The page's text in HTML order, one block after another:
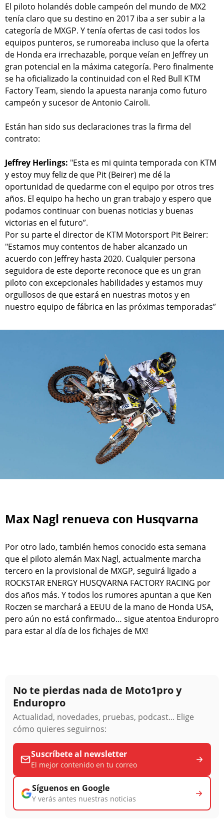
El piloto holandés doble campeón del mundo de MX2
tenía claro que su destino en 2017 iba a ser subir a la
categoría de MXGP. Y tenía ofertas de casi todos los
equipos punteros, se rumoreaba incluso que la oferta
de Honda era irrechazable, porque veían en Jeffrey un
gran potencial en la máxima categoría. Pero finalmente
se ha oficializado la continuidad con el Red Bull KTM
Factory Team, siendo la apuesta naranja como futuro
campeón y sucesor de Antonio Cairoli.
Están han sido sus declaraciones tras la firma del
contrato:
Jeffrey Herlings: "Esta es mi quinta temporada con KTM
y estoy muy feliz de que Pit (Beirer) me dé la
oportunidad de quedarme con el equipo por otros tres
años. El equipo ha hecho un gran trabajo y espero que
podamos continuar con buenas noticias y buenas
victorias en el futuro”.
Por su parte el director de KTM Motorsport Pit Beirer:
"Estamos muy contentos de haber alcanzado un
acuerdo con Jeffrey hasta 2020. Cualquier persona
seguidora de este deporte reconoce que es un gran
piloto con excepcionales habilidades y estamos muy
orgullosos de que estará en nuestras motos y en
nuestro equipo de fábrica en las próximas temporadas”
Max Nagl renueva con Husqvarna
Por otro lado, también hemos conocido esta semana
que el piloto alemán Max Nagl, actualmente marcha
tercero en la provisional de MXGP, seguirá ligado a
ROCKSTAR ENERGY HUSQVARNA FACTORY RACING por
dos años más. Y todos los rumores apuntan a que Ken
Roczen se marchará a EEUU de la mano de Honda USA,
pero aún no está confirmado… sigue atentoa Enduropro
para estar al día de los fichajes de MX!
No te pierdas nada de Moto1pro y
Enduropro
Actualidad, novedades, pruebas, podcast... Elige
cómo quieres seguirnos:
Suscríbete al newsletter
El mejor contenido en tu correo
Síguenos en Google
Y verás antes nuestras noticias